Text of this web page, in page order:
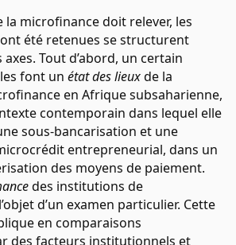
la microfinance doit relever, les
été retenues se structurent
Tout d’abord, un certain
font un état des lieuxde la
en Afrique subsaharienne,
contemporain dans lequel elle
sous-bancarisation et une
entrepreneurial, dans un
des moyens de paiement.
des institutions de
d’un examen particulier. Cette
en comparaisons
des facteurs institutionnels et